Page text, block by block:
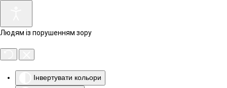
Людям із порушенням зору
Інвертувати кольори